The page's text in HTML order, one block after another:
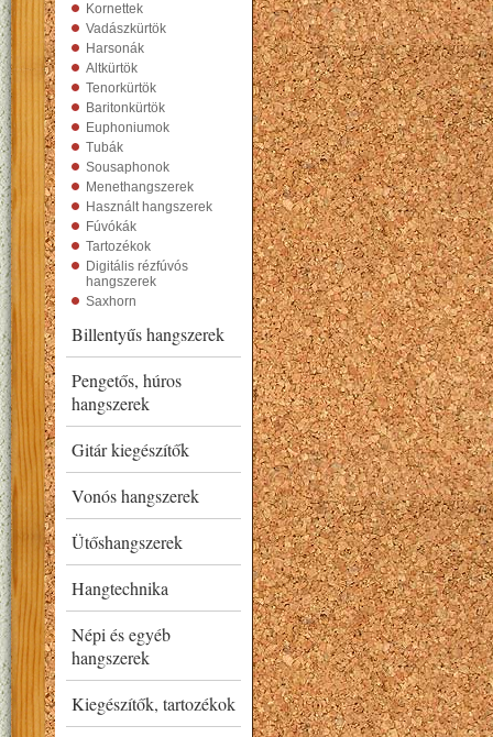
Kornettek
Vadászkürtök
Harsonák
Altkürtök
Tenorkürtök
Baritonkürtök
Euphoniumok
Tubák
Sousaphonok
Menethangszerek
Használt hangszerek
Fúvókák
Tartozékok
Digitális rézfúvós
hangszerek
Saxhorn
Billentyűs hangszerek
Pengetős, húros
hangszerek
Gitár kiegészítők
Vonós hangszerek
Ütőshangszerek
Hangtechnika
Népi és egyéb
hangszerek
Kiegészítők, tartozékok